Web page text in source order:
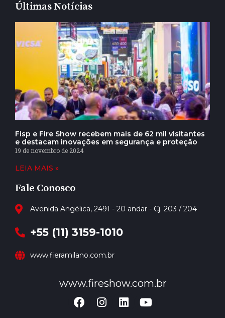
Últimas Notícias
Fisp e Fire Show recebem mais de 62 mil visitantes
e destacam inovações em segurança e proteção
19 de novembro de 2024
LEIA MAIS »
Fale Conosco
Avenida Angélica, 2491 - 20 andar - Cj. 203 / 204
+55 (11) 3159-1010
www.fieramilano.com.br
www.fireshow.com.br